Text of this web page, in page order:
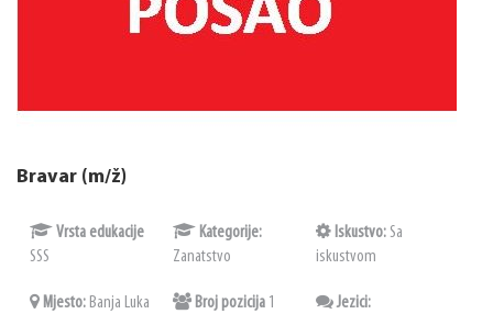
Bravar (m/ž)
Vrsta edukacije
SSS
Kategorije:
Zanatstvo
Iskustvo:Sa
iskustvom
Mjesto: Banja Luka Broj pozicija 1 Jezici: